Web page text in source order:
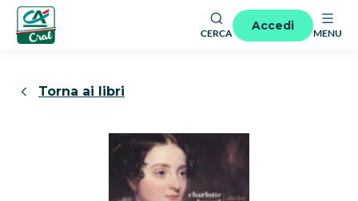
CERCA
Accedi
MENU
Torna ai libri